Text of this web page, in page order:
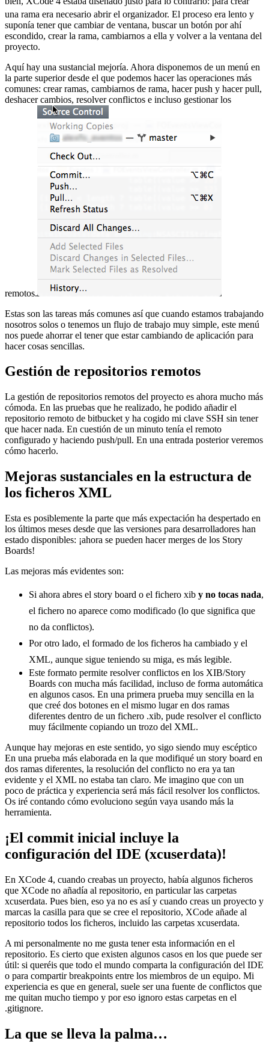
una rama era necesario abrir el organizador. El proceso era lento y
suponía tener que cambiar de ventana, buscar un botón por ahí
escondido, crear la rama, cambiarnos a ella y volver a la ventana del
proyecto.
Aquí hay una sustancial mejoría. Ahora disponemos de un menú en
la parte superior desde el que podemos hacer las operaciones más
comunes: crear ramas, cambiarnos de rama, hacer push y hacer pull,
deshacer cambios, resolver conflictos e incluso gestionar los
remotos.
Estas son las tareas más comunes así que cuando estamos trabajando
nosotros solos o tenemos un flujo de trabajo muy simple, este menú
nos puede ahorrar el tener que estar cambiando de aplicación para
hacer cosas sencillas.
Gestión de repositorios remotos
La gestión de repositorios remotos del proyecto es ahora mucho más
cómoda. En las pruebas que he realizado, he podido añadir el
repositorio remoto de bitbucket y ha cogido mi clave SSH sin tener
que hacer nada. En cuestión de un minuto tenía el remoto
configurado y haciendo push/pull. En una entrada posterior veremos
cómo hacerlo.
Mejoras sustanciales en la estructura de
los ficheros XML
Esta es posiblemente la parte que más expectación ha despertado en
los últimos meses desde que las versiones para desarrolladores han
estado disponibles: ¡ahora se pueden hacer merges de los Story
Boards!
Las mejoras más evidentes son:
Si ahora abres el story board o el fichero xib y no tocas nada,
el fichero no aparece como modificado (lo que significa que
no da conflictos).
Por otro lado, el formado de los ficheros ha cambiado y el
XML, aunque sigue teniendo su miga, es más legible.
Este formato permite resolver conflictos en los XIB/Story
Boards con mucha más facilidad, incluso de forma automática
en algunos casos. En una primera prueba muy sencilla en la
que creé dos botones en el mismo lugar en dos ramas
diferentes dentro de un fichero .xib, pude resolver el conflicto
muy fácilmente copiando un trozo del XML.
Aunque hay mejoras en este sentido, yo sigo siendo muy escéptico
En una prueba más elaborada en la que modifiqué un story board en
dos ramas diferentes, la resolución del conflicto no era ya tan
evidente y el XML no estaba tan claro. Me imagino que con un
poco de práctica y experiencia será más fácil resolver los conflictos.
Os iré contando cómo evoluciono según vaya usando más la
herramienta.
¡El commit inicial incluye la
configuración del IDE (xcuserdata)!
En XCode 4, cuando creabas un proyecto, había algunos ficheros
que XCode no añadía al repositorio, en particular las carpetas
xcuserdata. Pues bien, eso ya no es así y cuando creas un proyecto y
marcas la casilla para que se cree el repositorio, XCode añade al
repositorio todos los ficheros, incluido las carpetas xcuserdata.
A mi personalmente no me gusta tener esta información en el
repositorio. Es cierto que existen algunos casos en los que puede ser
útil: si queréis que todo el mundo comparta la configuración del IDE
o para compartir breakpoints entre los miembros de un equipo. Mi
experiencia es que en general, suele ser una fuente de conflictos que
me quitan mucho tiempo y por eso ignoro estas carpetas en el
.gitignore.
La que se lleva la palma…